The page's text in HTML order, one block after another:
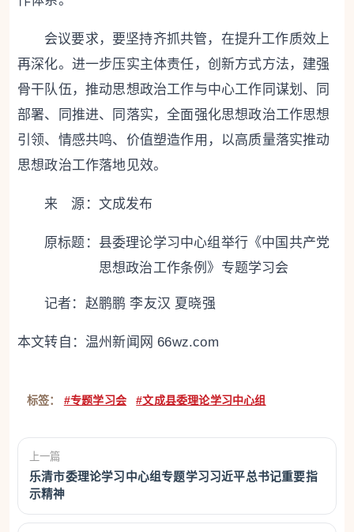
会议要求， 要坚持齐抓共管，在提升工作质效上
再深化。进一步压实主体责任，创新方式方法，建强
骨干队伍，推动思想政治工作与中心工作同谋划、同
部署、同推进、同落实，全面强化思想政治工作思想
引领、情感共鸣、价值塑造作用，以高质量落实推动
思想政治工作落地见效。
来 源：文成发布
原标题： 县委理论学习中心组举行《中国共产党
思想政治工作条例》专题学习会
记者：赵鹏鹏 李友汉 夏晓强
本文转自： 温州新闻网 66wz.com
标签： #专题学习会 #文成县委理论学习中心组
上一篇
乐清市委理论学习中心组专题学习习近平总书记重要指
示精神